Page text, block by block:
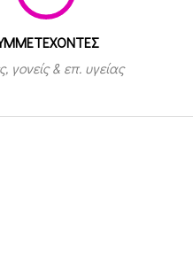
γονείς & επ. υγείας